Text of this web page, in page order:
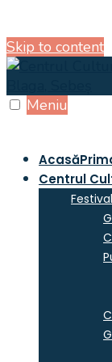
Skip to content
Meniu
Acasă
Centrul